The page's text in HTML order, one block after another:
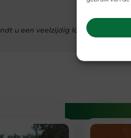
u een veelzijdig logistiek